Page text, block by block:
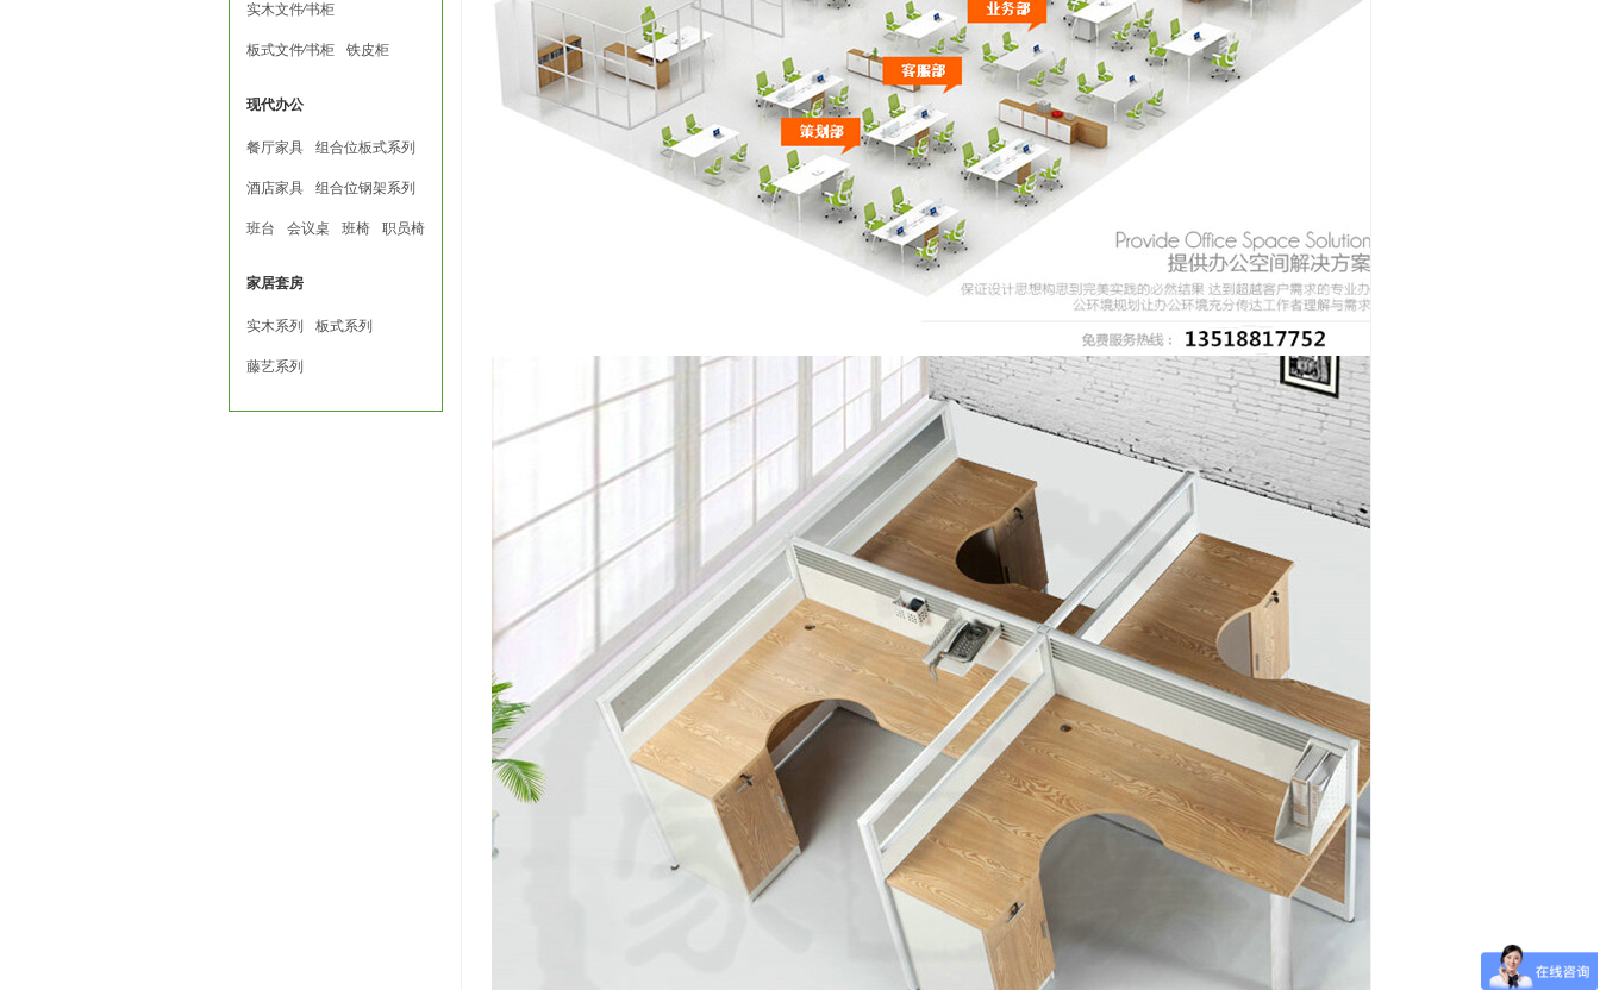
实木文件∕书柜
板式文件∕书柜 铁皮柜
现代办公
餐厅家具 组合位板式系列
酒店家具 组合位钢架系列
班台 会议桌 班椅 职员椅
家居套房
实木系列 板式系列
藤艺系列